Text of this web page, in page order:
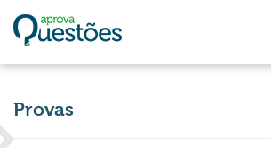
Provas